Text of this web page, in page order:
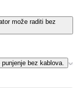
može raditi bez
bez kablova.